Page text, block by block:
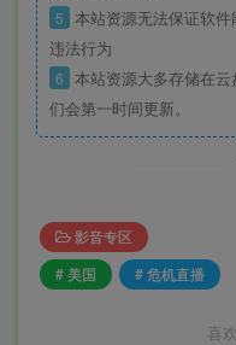
5 本站资源无法保证软
违法行为
6 本站资源大多存储在
们会第一时间更新。
影音专区
# 美国
# 危机直播
喜